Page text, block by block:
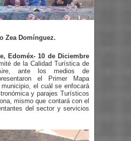
Zea Domínguez.
Edoméx- 10 de Diciembre
de la Calidad Turística de
ante los medios de
el Primer Mapa
el cuál se enfocará
y parajes Turísticos
mismo que contará con el
del sector y servicios